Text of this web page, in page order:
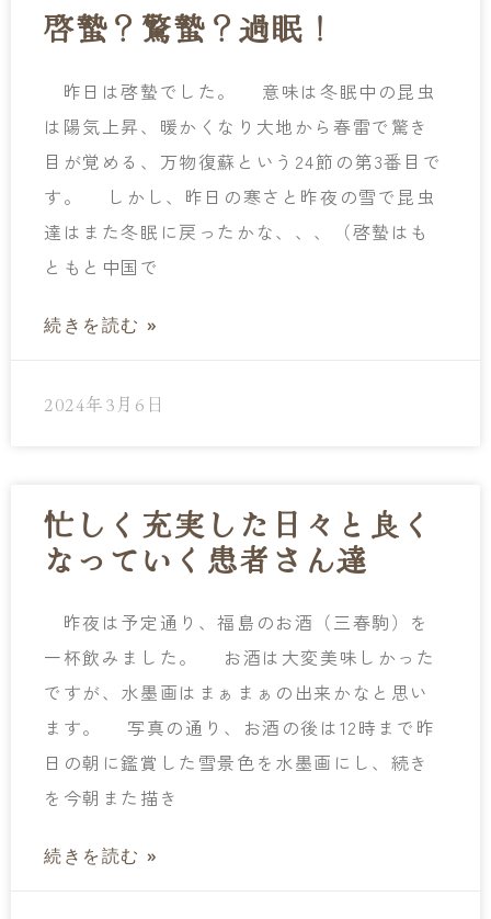
啓蟄？驚蟄？過眠！
昨日は啓蟄でした。 意味は冬眠中の昆虫
は陽気上昇、暖かくなり大地から春雷で驚き
目が覚める、万物復蘇という24節の第3番目で
す。 しかし、昨日の寒さと昨夜の雪で昆虫
達はまた冬眠に戻ったかな、、、（啓蟄はも
ともと中国で
続きを読む »
2024年3月6日
忙しく充実した日々と良く
なっていく患者さん達
昨夜は予定通り、福島のお酒（三春駒）を
一杯飲みました。 お酒は大変美味しかった
ですが、水墨画はまぁまぁの出来かなと思い
ます。 写真の通り、お酒の後は12時まで昨
日の朝に鑑賞した雪景色を水墨画にし、続き
を今朝また描き
続きを読む »